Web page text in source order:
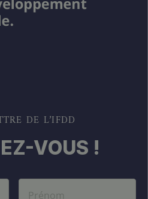
DE L’IFDD
VOUS !